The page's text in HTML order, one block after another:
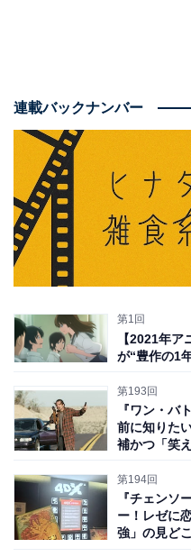
連載バックナンバー
第1回
【2021年
が“豊作の1
第193回
『ワン・バ
前に知りた
補かつ「笑
第194回
『チェンソ
ー！レゼに
強」の見ど